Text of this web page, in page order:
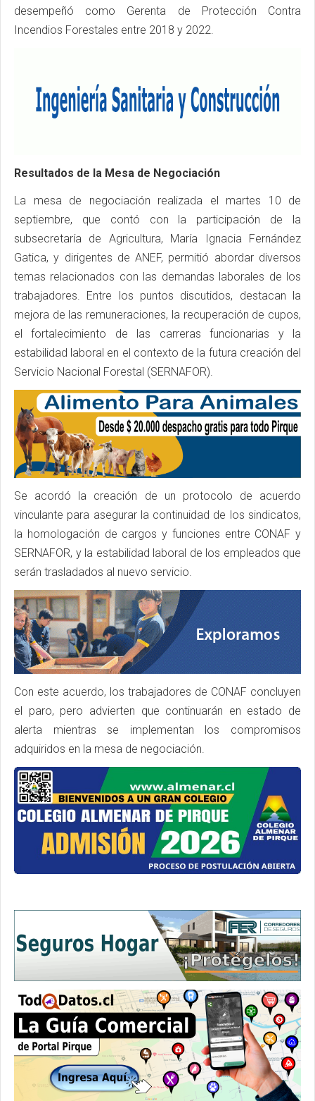
desempeñó como Gerenta de Protección Contra
Incendios Forestales entre 2018 y 2022.
Resultados de la Mesa de Negociación
La mesa de negociación realizada el martes 10 de
septiembre, que contó con la participación de la
subsecretaría de Agricultura, María Ignacia Fernández
Gatica, y dirigentes de ANEF, permitió abordar diversos
temas relacionados con las demandas laborales de los
trabajadores. Entre los puntos discutidos, destacan la
mejora de las remuneraciones, la recuperación de cupos,
el fortalecimiento de las carreras funcionarias y la
estabilidad laboral en el contexto de la futura creación del
Servicio Nacional Forestal (SERNAFOR).
Se acordó la creación de un protocolo de acuerdo
vinculante para asegurar la continuidad de los sindicatos,
la homologación de cargos y funciones entre CONAF y
SERNAFOR, y la estabilidad laboral de los empleados que
serán trasladados al nuevo servicio.
Con este acuerdo, los trabajadores de CONAF concluyen
el paro, pero advierten que continuarán en estado de
alerta mientras se implementan los compromisos
adquiridos en la mesa de negociación.